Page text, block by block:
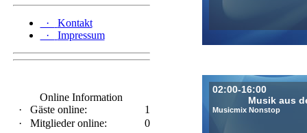
·
Kontakt
·
Impressum
Online Information
·
Gäste online:
1
·
Mitglieder online: 0
02:00-16:00
Musik aus
Musicmix Nonstop